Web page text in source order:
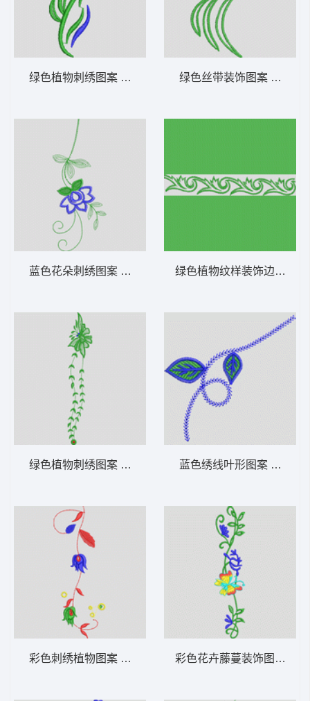
绿色植物刺绣图案 牛仔裤
蓝色花朵刺绣图案 牛仔裤
绿色植物刺绣图案 牛仔裤
彩色刺绣植物图案 牛仔裤
绿色丝带装饰图案 牛仔裤
绿色植物纹样装饰边框 牛
蓝色绣线叶形图案 牛仔裤
彩色花卉藤蔓装饰图案 牛